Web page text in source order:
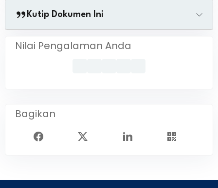
Kutip Dokumen Ini
Nilai Pengalaman Anda
Bagikan